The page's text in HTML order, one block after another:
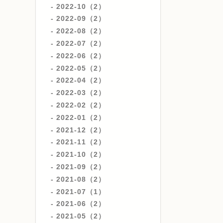
2022-10（2）
2022-09（2）
2022-08（2）
2022-07（2）
2022-06（2）
2022-05（2）
2022-04（2）
2022-03（2）
2022-02（2）
2022-01（2）
2021-12（2）
2021-11（2）
2021-10（2）
2021-09（2）
2021-08（2）
2021-07（1）
2021-06（2）
2021-05（2）